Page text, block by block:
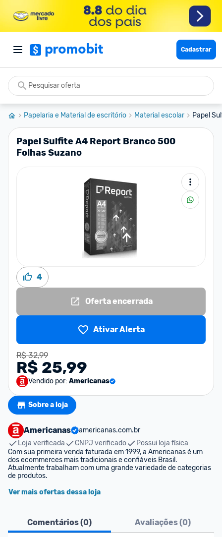
Cadastrar
Papelaria e Material de escritório Material escolar Papel
Papel Sulfite A4 Report Branco 500
Folhas Suzano
4
Oferta encerrada
Ativar Alerta
R$ 32,99
R$ 25,99
Vendido por: Americanas
Sobre a loja
Americanas
americanas.com.br
Loja verificada
CNPJ verificado
Possui loja física
Com sua primeira venda faturada em 1999, a Americanas é um
dos ecommerces mais tradicionais e confiáveis Brasil.
Atualmente trabalham com uma grande variedade de categorias
de produtos.
Ver mais ofertas dessa loja
Comentários (0) Avaliações (0)